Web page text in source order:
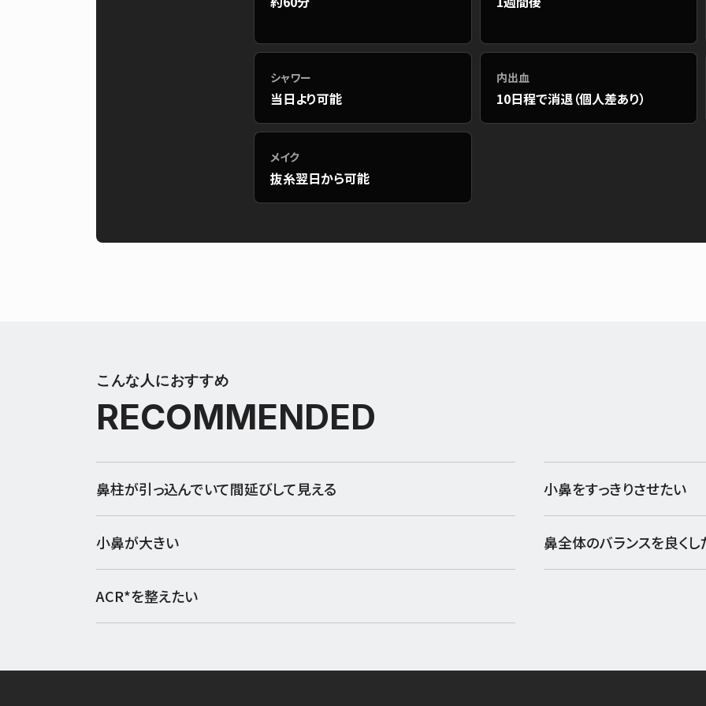
シャワー
当日より可能
内出血
10日程で消退（個人差あり）
メイク
抜糸翌日から可能
こんな人におすすめ
RECOMMENDED
鼻柱が引っ込んでいて間延びして見える 小鼻をすっきりさせたい
小鼻が大きい 鼻全体のバランスを良くし
ACR*を整えたい